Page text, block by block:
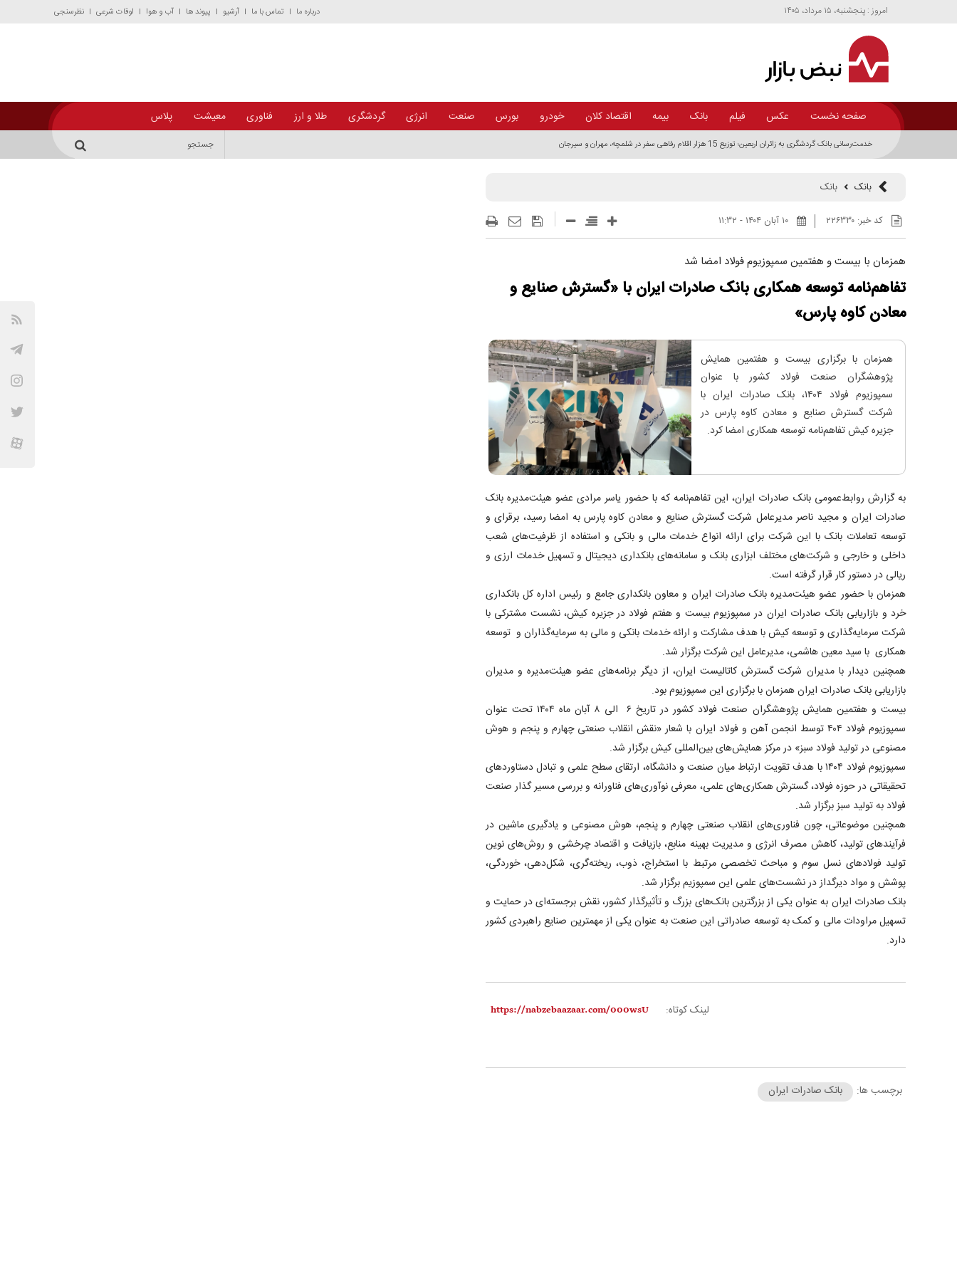
امروز : پنجشنبه، ۱۵ مرداد، ۱۴۰۵ درباره ما تماس با ما آرشیو پیوند ها آب و هوا اوقات شرعی نظرسنجی
صفحه نخست عکس فیلم بانک بیمه اقتصاد کلان خودرو بورس صنعت انرژی گردشگری طلا و ارز فناوری معیشت پلاس
خدمت‌رسانی بانک گردشگری به زائران اربعین؛ توزیع 15 هزار اقلام رفاهی سفر در شلمچه، مهران و سیرجان
بانک بانک
کد خبر:۲۲۶۳۳۰ ۱۰ آبان ۱۴۰۴ - ۱۱:۳۲
همزمان با بیست و هفتمین سمپوزیوم فولاد امضا شد
تفاهم‌نامه توسعه همکاری بانک صادرات ایران با «گسترش صنایع و
معادن کاوه پارس»
​همزمان با برگزاری بیست و هفتمین همایش
پژوهشگران صنعت فولاد کشور با عنوان
سمپوزیوم فولاد ۱۴۰۴، بانک صادرات ایران با
شرکت گسترش صنایع و معادن کاوه پارس در
جزیره کیش تفاهم‌نامه توسعه همکاری امضا کرد.
به گزارش روابط‌عمومی بانک صادرات ایران، این تفاهم‌نامه که با حضور یاسر مرادی عضو هیئت‌مدیره بانک
صادرات ایران و مجید ناصر مدیرعامل شرکت گسترش صنایع و معادن کاوه پارس به امضا رسید، برقرای و
توسعه تعاملات بانک با این شرکت برای ارائه انواع خدمات مالی و بانکی و استفاده از ظرفیت‌های شعب
داخلی و خارجی و شرکت‌های مختلف ابزاری بانک و سامانه‌های بانکداری دیجیتال و تسهیل خدمات ارزی و
ریالی در دستور کار قرار گرفته است.
همزمان با حضور عضو هیئت‌مدیره بانک صادرات ایران و معاون بانکداری جامع و رئیس اداره کل بانکداری
خرد و بازاریابی بانک صادرات ایران در سمپوزیوم بیست و هفتم فولاد در جزیره کیش، نشست مشترکی با
شرکت سرمایه‌گذاری و توسعه کیش با هدف مشارکت و ارائه خدمات بانکی و مالی به سرمایه‌گذاران و توسعه
همکاری با سید معین هاشمی، مدیرعامل این شرکت برگزار شد.
همچنین دیدار با مدیران شرکت گسترش کاتالیست ایران، از دیگر برنامه‌های عضو هیئت‌مدیره و مدیران
بازاریابی بانک صادرات ایران همزمان با برگزاری این سمپوزیوم بود.
بیست و هفتمین همایش پژوهشگران صنعت فولاد کشور در تاریخ ۶ الی ۸ آبان ماه ۱۴۰۴ تحت عنوان
سمپوزیوم فولاد ۴۰۴ توسط انجمن آهن و فولاد ایران با شعار «نقش انقلاب صنعتی چهارم و پنجم و هوش
مصنوعی در تولید فولاد سبز» در مرکز همایش‌های بین‌المللی کیش برگزار شد.
سمپوزیوم فولاد ۱۴۰۴ با هدف تقویت ارتباط میان صنعت و دانشگاه، ارتقای سطح علمی و تبادل دستاورد‌های
تحقیقاتی در حوزه فولاد، گسترش همکاری‌های علمی، معرفی نوآوری‌های فناورانه و بررسی مسیر گذار صنعت
فولاد به تولید سبز برگزار شد.
همچنین موضوعاتی، چون فناوری‌های انقلاب صنعتی چهارم و پنجم، هوش مصنوعی و یادگیری ماشین در
فرآیند‌های تولید، کاهش مصرف انرژی و مدیریت بهینه منابع، بازیافت و اقتصاد چرخشی و روش‌های نوین
تولید فولاد‌های نسل سوم و مباحث تخصصی مرتبط با استخراج، ذوب، ریخته‌گری، شکل‌دهی، خوردگی،
پوشش و مواد دیرگداز در نشست‌های علمی این سمپوزیم برگزار شد.
بانک صادرات ایران به عنوان یکی از بزرگترین بانک‌های بزرگ و تأثیرگذار کشور، نقش برجسته‌ای در حمایت و
تسهیل مراودات مالی و کمک به توسعه صادراتی این صنعت به عنوان یکی از مهمترین صنایع راهبردی کشور
دارد.
لینک کوتاه:
برچسب ها: بانک صادرات ایران